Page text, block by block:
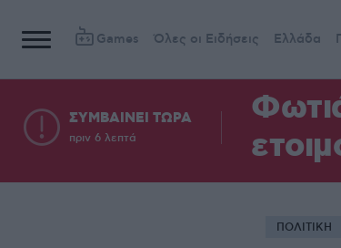
Games Όλες οι Ειδήσεις Ελλάδα
ΣΥΜΒΑΙΝΕΙ ΤΩΡΑ
πριν 6 λεπτά
ΠΟΛΙΤΙΚΗ